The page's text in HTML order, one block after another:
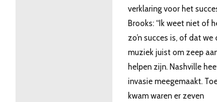
verklaring voor het
Brooks: “Ik weet niet of
zo’n succes is, of dat we
muziek juist om zeep
helpen zijn. Nashville
invasie meegemaakt.
kwam waren er zeven